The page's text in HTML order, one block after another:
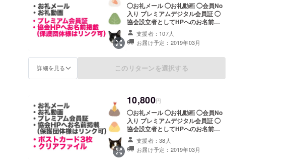
◯お礼メール ◯お礼動画 ◯会員No
入り プレミアムデジタル会員証 ◯
協会設立者としてHPへのお名前掲
載（ニックネーム可） ◯（保護団体
様に限る）活動HPやブログへリン
ク掲載 ※支援時、必ず備考欄にご希
名を掲載いたします。ご了承くださ
い。 ※保護猫活動をされている法人
記入ください。 お名前にリンクを貼
らせていただきます。 ※上記リンク
先は保護猫活動に関する媒体に限ら
せていただきます。ご了承くださ
い。
支援者：107人
お届け予定：2019年03月
詳細を見る このリターンを選択する
10,800円
◯お礼メール ◯お礼動画 ◯会員No
入り プレミアムデジタル会員証 ◯
協会設立者としてHPへのお名前掲
載（ニックネーム可） ◯（保護団体
様に限る）活動HPやブログへリン
ク掲載 ◯ムスビおむすびオリジナル
支援者：38人
お届け予定：2019年03月